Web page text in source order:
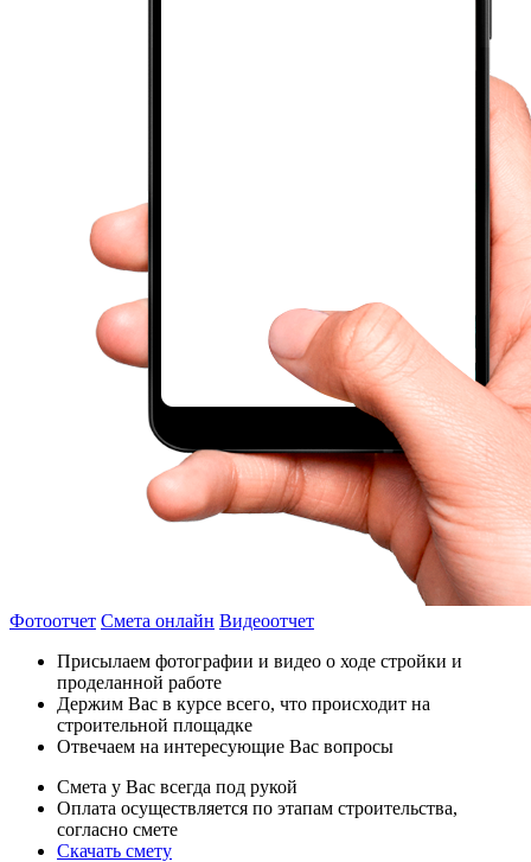
Фотоотчет Смета онлайн Видеоотчет
Присылаем фотографии и видео о ходе стройки и
проделанной работе
Держим Вас в курсе всего, что происходит на
строительной площадке
Отвечаем на интересующие Вас вопросы
Смета у Вас всегда под рукой
Оплата осуществляется по этапам строительства,
согласно смете
Скачать смету